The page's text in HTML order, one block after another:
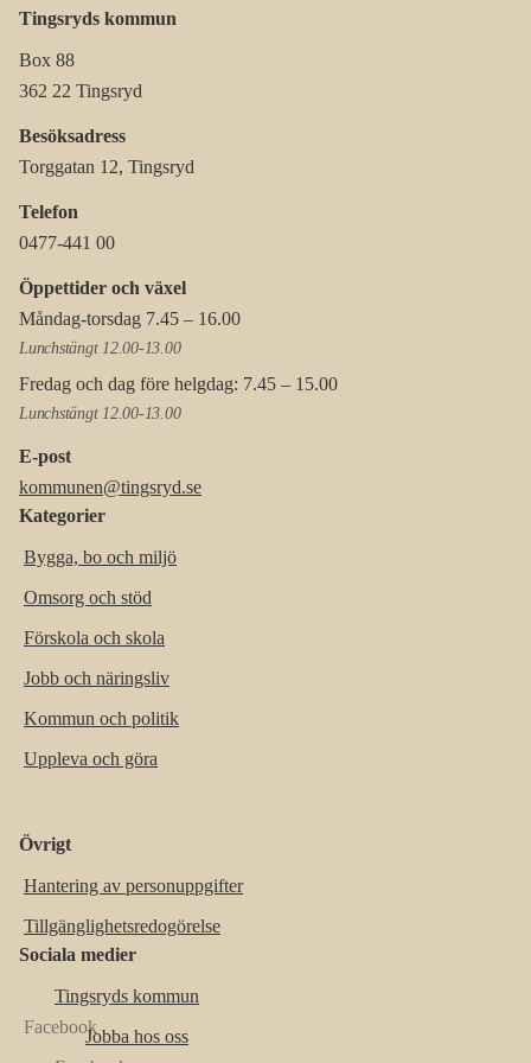
Tingsryds kommun
Box 88
362 22 Tingsryd
Besöksadress
Torggatan 12, Tingsryd
Telefon
0477-441 00
Öppettider och växel
Måndag-torsdag 7.45 – 16.00
Lunchstängt 12.00-13.00
Fredag och dag före helgdag: 7.45 – 15.00
Lunchstängt 12.00-13.00
E-post
kommunen@tingsryd.se
Kategorier
Bygga, bo och miljö
Omsorg och stöd
Förskola och skola
Jobb och näringsliv
Kommun och politik
Uppleva och göra
Övrigt
Hantering av personuppgifter
Tillgänglighetsredogörelse
Sociala medier
Tingsryds kommun
Jobba hos oss